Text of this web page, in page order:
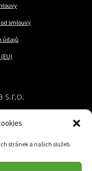
stránek a našich služeb.
smlouvy
údajů
s.r.o.